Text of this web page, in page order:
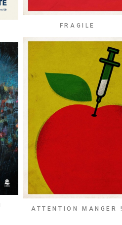
FRAGILE
ATTENTION MANGER !